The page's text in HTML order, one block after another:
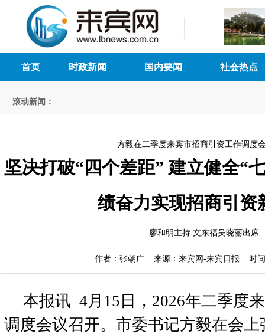
首页 时政新闻 国内要闻 社会热点
滚动新闻：
方毅在二季度来宾市招商引资工作调度
坚决打破“四个差距” 建立健全“
绩奋力实现招商引资
廖和明主持 文东福吴晓丽出席
作者：张朝广 来源：来宾网-来宾日报 时间
本报讯 4月15日，2026年二季度
调度会议召开。市委书记方毅在会